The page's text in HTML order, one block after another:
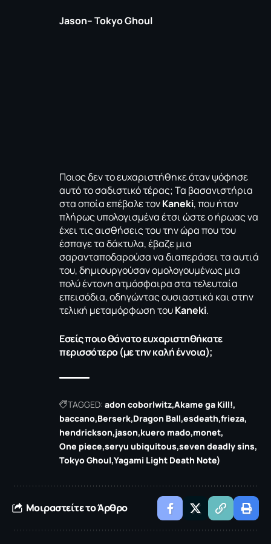
Jason–TokyoGhoul
Ποιος δεν το ευχαριστήθηκε όταν ψόφησε
αυτό το σαδιστικό τέρας; Τα βασανιστήρια
στα οποία επέβαλε τονKaneki, που ήταν
πλήρως υπολογισμένα έτσι ώστε ο ήρωας να
έχει τις αισθήσεις του την ώρα που του
έσπαγε τα δάκτυλα, έβαζε μια
σαρανταποδαρούσα να διαπεράσει τα αυτιά
του, δημιουργούσαν ομολογουμένως μια
πολύ έντονη ατμόσφαιρα στα τελευταία
επεισόδια, οδηγώντας ουσιαστικά και στην
τελική μεταμόρφωση τουKaneki.
Εσείς ποιο θάνατο ευχαριστηθήκατε
περισσότερο (με την καλή έννοια);
TAGGED: adon coborlwitz Akame ga Kill!
baccano Berserk Dragon Ball esdeath frieza
hendrickson jason kuero mado monet
One piece seryu ubiquitous seven deadly sins
Tokyo Ghoul Yagami Light Death Note)
Μοιραστείτε το Άρθρο